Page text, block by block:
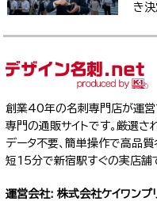
き
創業40年の名刺専門店が運営
専門の通販サイトです。厳選
データ不要、簡単操作で高品
短15分で新宿駅すぐの実店舗
運営会社: 株式会社ケイワンプ